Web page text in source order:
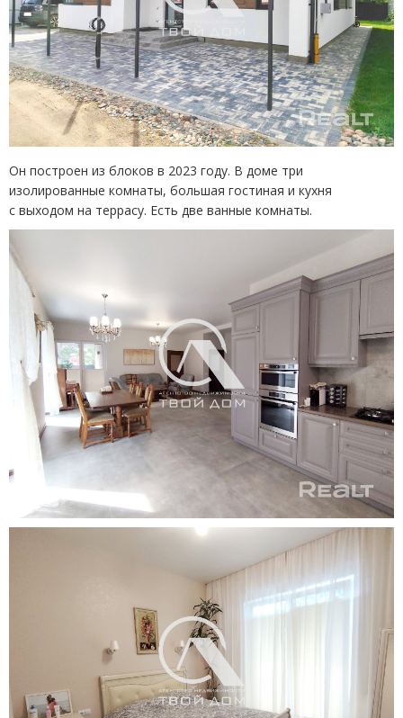
Он построен из блоков в 2023 году. В доме три
изолированные комнаты, большая гостиная и кухня
с выходом на террасу. Есть две ванные комнаты.